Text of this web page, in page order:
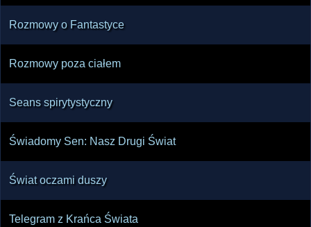
Rozmowy o Fantastyce
Rozmowy poza ciałem
Seans spirytystyczny
Świadomy Sen: Nasz Drugi Świat
Świat oczami duszy
Telegram z Krańca Świata